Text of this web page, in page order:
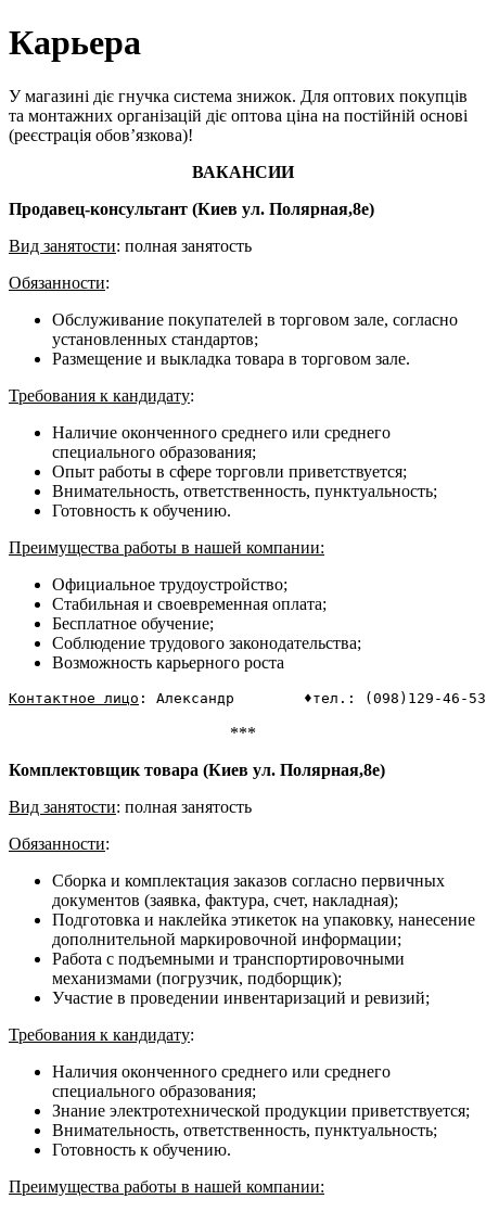
Карьера
У магазині діє гнучка система знижок. Для оптових покупців
та монтажних організацій діє оптова ціна на постійній основі
(реєстрація обов’язкова)!
ВАКАНСИИ
Продавец-консультант (Киев ул. Полярная,8е)
Вид занятости: полная занятость
Обязанности:
Обслуживание покупателей в торговом зале, согласно
установленных стандартов;
Размещение и выкладка товара в торговом зале.
Требования к кандидату:
Наличие оконченного среднего или среднего
специального образования;
Опыт работы в сфере торговли приветствуется;
Внимательность, ответственность, пунктуальность;
Готовность к обучению.
Преимущества работы в нашей компании:
Официальное трудоустройство;
Стабильная и своевременная оплата;
Бесплатное обучение;
Соблюдение трудового законодательства;
Возможность карьерного роста
Контактное лицо : Александр        ♦тел.: (098)129-46-
***
Комплектовщик товара (Киев ул. Полярная,8е)
Вид занятости: полная занятость
Обязанности:
Сборка и комплектация заказов согласно первичных
документов (заявка, фактура, счет, накладная);
Подготовка и наклейка этикеток на упаковку, нанесение
дополнительной маркировочной информации;
Работа с подъемными и транспортировочными
механизмами (погрузчик, подборщик);
Участие в проведении инвентаризаций и ревизий;
Требования к кандидату:
Наличия оконченного среднего или среднего
специального образования;
Знание электротехнической продукции приветствуется;
Внимательность, ответственность, пунктуальность;
Готовность к обучению.
Преимущества работы в нашей компании: